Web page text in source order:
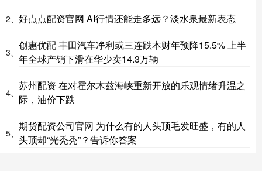
2、 好点点配资官网 AI行情还能走多远？淡水泉最新表态
3、
创惠优配 丰田汽车净利或三连跌本财年预降15.5% 上半
年全球产销下滑在华少卖14.3万辆
4、
苏州配资 在对霍尔木兹海峡重新开放的乐观情绪升温之
际，油价下跌
5、
期货配资公司官网 为什么有的人头顶毛发旺盛，有的人
头顶却“光秃秃”？告诉你答案